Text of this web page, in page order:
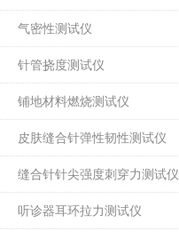
气密性测试仪
针管挠度测试仪
铺地材料燃烧测试仪
皮肤缝合针弹性韧性测试仪
缝合针针尖强度刺穿力测试仪
听诊器耳环拉力测试仪